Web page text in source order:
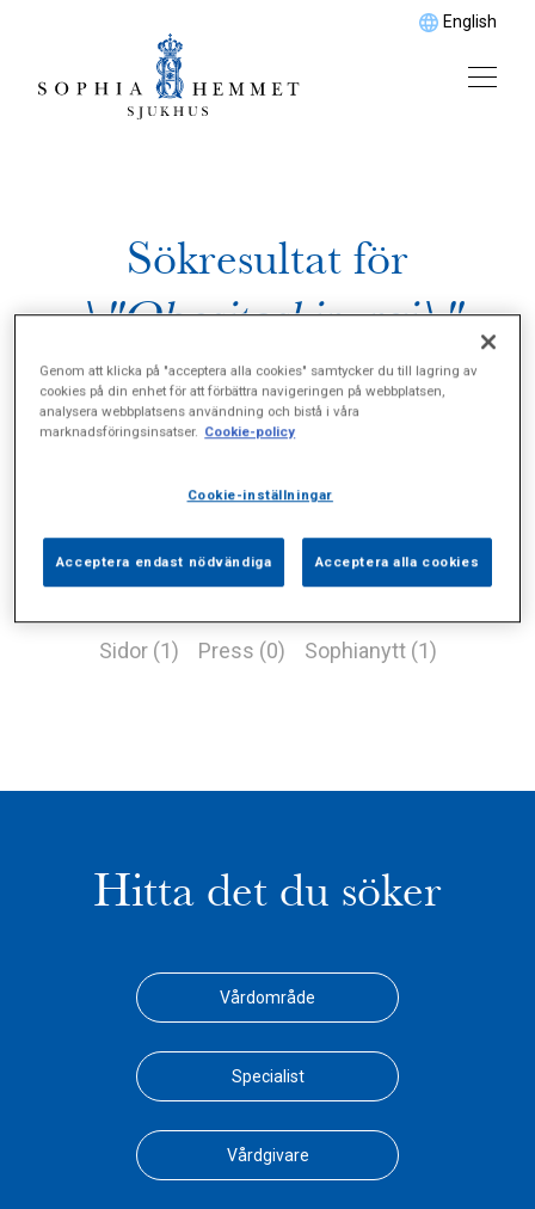
English
Sökresultat för
\"Obesitaskirurgi\"
Sidor (1) Press (0) Sophianytt (1)
Hitta det du söker
Vårdområde
Specialist
Vårdgivare
Genom att klicka på "acceptera alla cookies" samtycker du till lagring av
cookies på din enhet för att förbättra navigeringen på webbplatsen,
analysera webbplatsens användning och bistå i våra
marknadsföringsinsatser. Cookie-policy
Cookie-inställningar
Acceptera endast nödvändiga Acceptera alla cookies